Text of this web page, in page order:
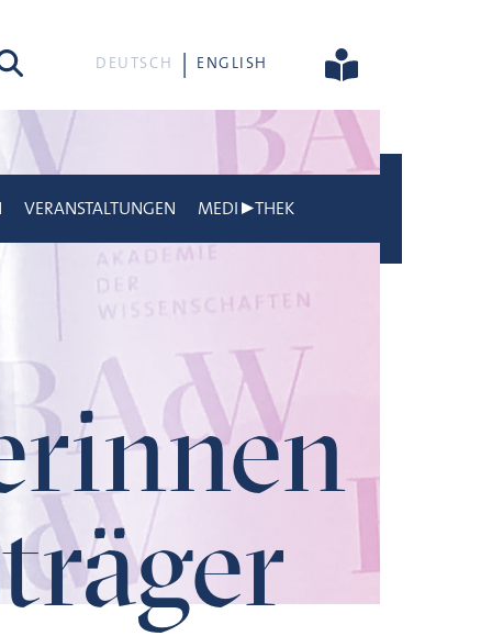
DEUTSCH ENGLISH
VERANSTALTUNGEN MEDI▶THEK